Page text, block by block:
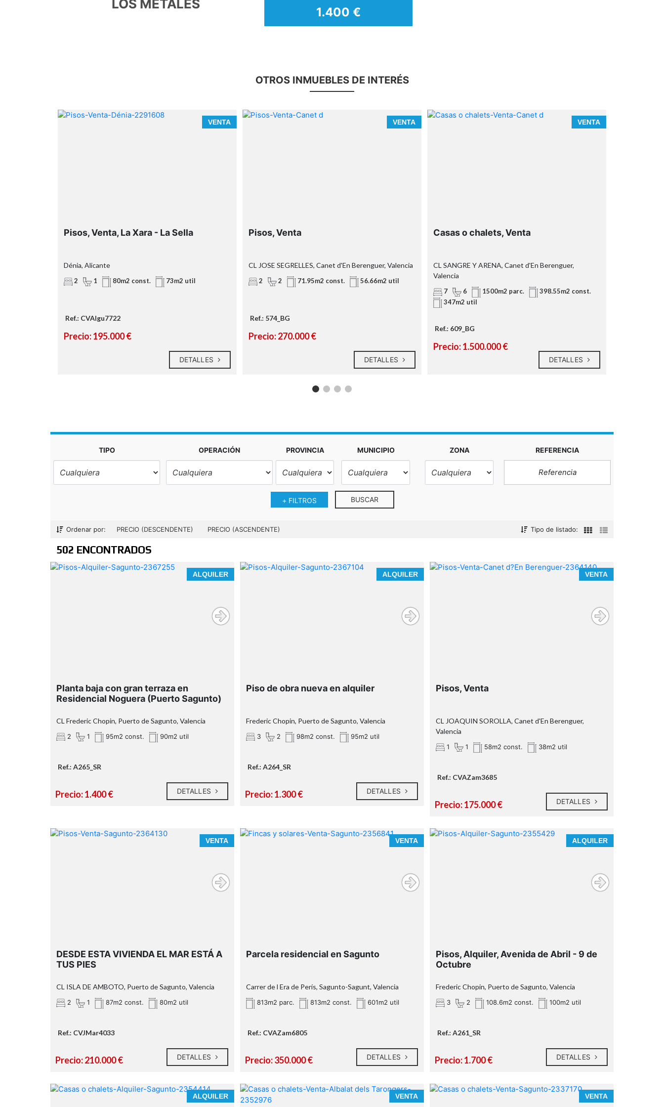
LOS METALES
1.300 €
OTROS INMUEBLES DE INTERÉS
VENTA
La
acogedora chimenea
terraza privada
cristaleras
habitual, segunda vivienda vacacional o
Tu próximo
¿Hablamos?
* En nuestra agencia contamos con el
distintivo de Agentes de Intermediación
Pisos, Venta, La Xara - La Sella
Dénia, Alicante
2 1 80m2 const. 73m2 util
Ref.: CVAIgu7722
Precio: 195.000 €
DETALLES
VENTA
OBSERVACIONES:
Pisos, Venta
CL JOSE SEGRELLES, Canet d'En Berenguer, Valencia
2 2 71.95m2 const. 56.66m2 util
Ref.: 574_BG
Precio: 270.000 €
DETALLES
VENTA
Casas o chalets, Venta
CL SANGRE Y ARENA, Canet d'En Berenguer,
Valencia
7 6 1500m2 parc.
398.55m2 const.
347m2 util
Ref.: 609_BG
Precio: 1.500.000 €
DETALLES
TIPO OPERACIÓN PROVINCIA MUNICIPIO ZONA REFERENCIA
+ FILTROS BUSCAR
Ordenar por: PRECIO (DESCENDENTE) PRECIO (ASCENDENTE) Tipo de listado:
502 ENCONTRADOS
ALQUILER
Planta baja con gran terraza en
Residencial Noguera (Puerto Sagunto)
CL Frederic Chopin, Puerto de Sagunto, Valencia
2 1 95m2 const. 90m2 util
Ref.: A265_SR
Precio: 1.400 € DETALLES
ALQUILER
Piso de obra nueva en alquiler
Frederic Chopin, Puerto de Sagunto, Valencia
3 2 98m2 const. 95m2 util
Ref.: A264_SR
Precio: 1.300 € DETALLES
VENTA
Pisos, Venta
CL JOAQUIN SOROLLA, Canet d'En Berenguer,
Valencia
1 1 58m2 const. 38m2 util
Ref.: CVAZam3685
Precio: 175.000 € DETALLES
VENTA
CONOCE ESTA VIVIENDA EN LA QUE EL MAR
DESDE ESTA VIVIENDA EL MAR ESTÁ A
TUS PIES
CL ISLA DE AMBOTO, Puerto de Sagunto, Valencia
2 1 87m2 const. 80m2 util
Ref.: CVJMar4033
Precio: 210.000 € DETALLES
VENTA
Parcela residencial en Sagunto
Carrer de l Era de Perís, Sagunto-Sagunt, Valencia
813m2 parc. 813m2 const. 601m2 util
Ref.: CVAZam6805
Precio: 350.000 € DETALLES
ALQUILER
Pisos, Alquiler, Avenida de Abril - 9 de
Octubre
Frederic Chopin, Puerto de Sagunto, Valencia
3 2 108.6m2 const. 100m2 util
Ref.: A261_SR
Precio: 1.700 € DETALLES
ALQUILER
VIVE TODO EL AÑO, EN UNA CASA DE
VENTA VENTA